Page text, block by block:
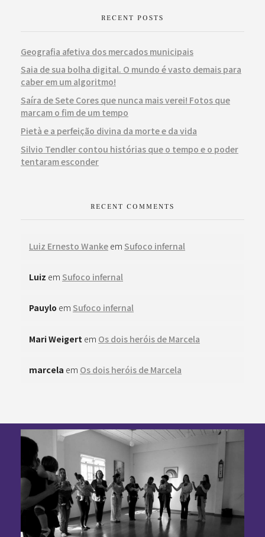
RECENT POSTS
Geografia afetiva dos mercados municipais
Saia de sua bolha digital. O mundo é vasto demais para
caber em um algoritmo!
Saíra de Sete Cores que nunca mais verei! Fotos que
marcam o fim de um tempo
Pietà e a perfeição divina da morte e da vida
Silvio Tendler contou histórias que o tempo e o poder
tentaram esconder
RECENT COMMENTS
Luiz Ernesto Wanke em Sufoco infernal
Luiz em Sufoco infernal
Pauylo em Sufoco infernal
Mari Weigert em Os dois heróis de Marcela
marcela em Os dois heróis de Marcela